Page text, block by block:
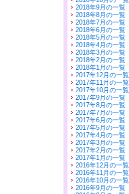
2018年9月の一覧
2018年8月の一覧
2018年7月の一覧
2018年6月の一覧
2018年5月の一覧
2018年4月の一覧
2018年3月の一覧
2018年2月の一覧
2018年1月の一覧
2017年12月の一覧
2017年11月の一覧
2017年10月の一覧
2017年9月の一覧
2017年8月の一覧
2017年7月の一覧
2017年6月の一覧
2017年5月の一覧
2017年4月の一覧
2017年3月の一覧
2017年2月の一覧
2017年1月の一覧
2016年12月の一覧
2016年11月の一覧
2016年10月の一覧
2016年9月の一覧